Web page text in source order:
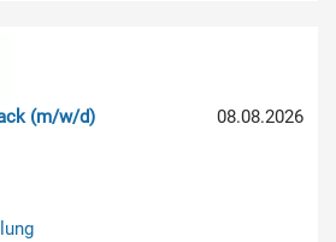
08.08.2026
(m/w/d)